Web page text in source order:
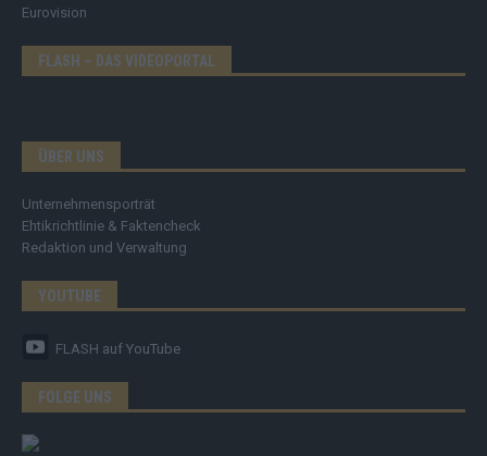
Eurovision
FLASH – DAS VIDEOPORTAL
ÜBER UNS
Unternehmensporträt
Ehtikrichtlinie & Faktencheck
Redaktion und Verwaltung
YOUTUBE
FLASH auf YouTube
FOLGE UNS